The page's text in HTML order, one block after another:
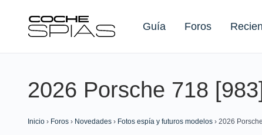
Guía Foros
Buscar:
2026 Porsche 718
Inicio › Foros › Novedades › Fotos espía y futuros modelos › 2026